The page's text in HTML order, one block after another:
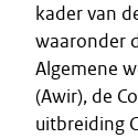
kader van
waaronder
Algemene
(Awir), de
uitbreiding